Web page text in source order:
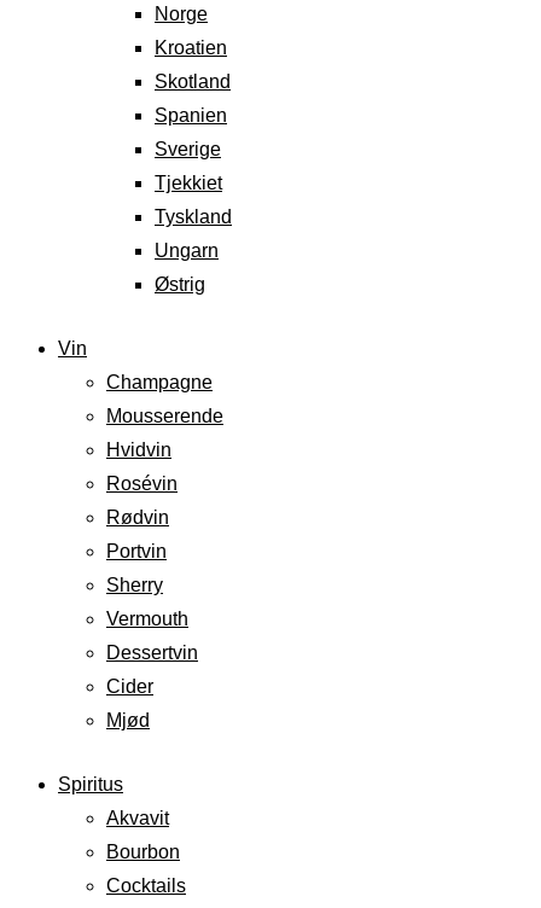
Norge
Kroatien
Skotland
Spanien
Sverige
Tjekkiet
Tyskland
Ungarn
Østrig
Vin
Champagne
Mousserende
Hvidvin
Rosévin
Rødvin
Portvin
Sherry
Vermouth
Dessertvin
Cider
Mjød
Spiritus
Akvavit
Bourbon
Cocktails